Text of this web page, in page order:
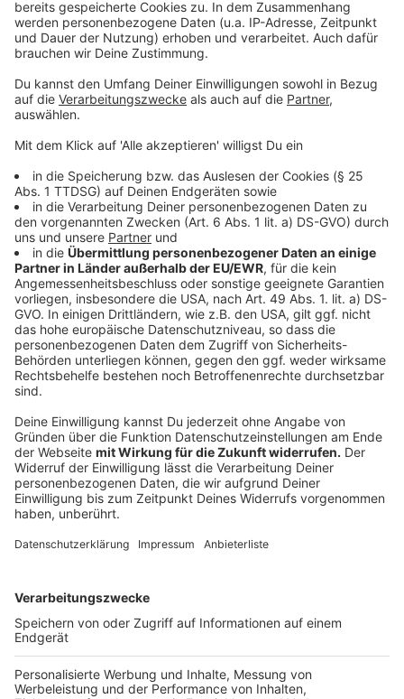
Backformen und Keksausstecher für jeden Anlass.
Anzeige
Und in Zukunft?
Anzeige
Die Bibliothek der Dinge ist in Wermelskirchen noch
brandneu. Über Pläne für die Zukunft sagt Katrin
Ludwig:
Im Moment testen wir noch aus. Wir warten jetzt
einfach mal ab und schauen welche Ideen von
den Kunden noch an uns herangetragen werden.
Wer sich etwas ausleihen möchte, braucht einen
Büchereiausweis. Aber der lohnt sich auch, weil es in
der Stadtbücherei Wermelskirchen außer Backformen
und der Nebelmaschine, ja auch jede Menge Bücher
und Filme gibt. Das Ausleihen selbst kostet nix.
Anzeige
Anzeige